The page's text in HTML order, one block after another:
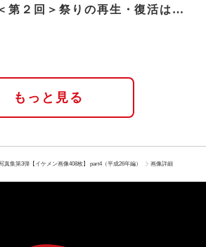
２回＞祭りの再生・復活はな
もっと見る
真集第3弾【イケメン画像408枚】 part4（平成26年編） 画像詳細